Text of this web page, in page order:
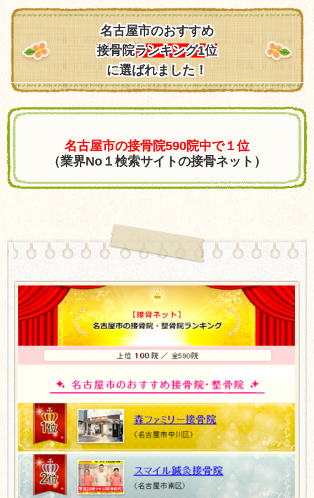
名古屋市のおすすめ
接骨院ランキング1位
に選ばれました！
名古屋市の接骨院590院中で１位
（業界No１検索サイトの接骨ネット）